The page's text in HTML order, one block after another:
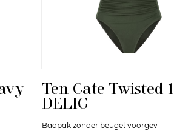
Ten Cate Twisted
DELIG
Badpak zonder beugel voorgev